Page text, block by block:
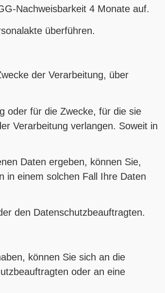
Nachweisbarkeit 4 Monate auf.
überführen.
der Verarbeitung, über
oder für die Zwecke, für die sie
Verarbeitung verlangen. Soweit in
Daten ergeben, können Sie,
in einem solchen Fall Ihre Daten
den Datenschutzbeauftragten.
können Sie sich an die
oder an eine